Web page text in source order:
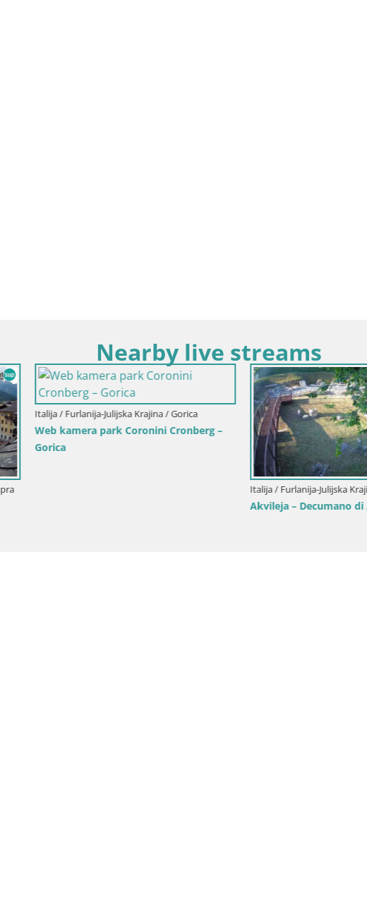
Nearby live streams
Italija / Furlanija-Julijska Krajina / Gorica
Web kamera park Coronini Cronberg –
Gorica
Italija / Furlanija-Julijska Krajina /
Akvileja – Decumano di